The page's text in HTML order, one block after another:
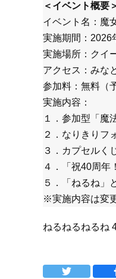
＜イベント概要
イベント名：魔
実施期間：2026
実施場所：クイ
アクセス：みな
参加料：無料（
実施内容：
１．参加型「魔
２．なりきりフ
３．カプセルく
４．「祝40周年
５．「ねるね」
※実施内容は変
ねるねるねるね